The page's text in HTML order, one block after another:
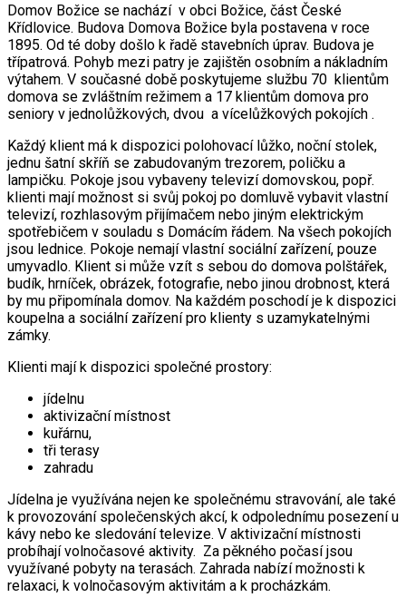
Domov Božice se nachází v obci Božice, část České
Křídlovice. Budova Domova Božice byla postavena v roce
1895. Od té doby došlo k řadě stavebních úprav. Budova je
třípatrová. Pohyb mezi patry je zajištěn osobním a nákladním
výtahem. V současné době poskytujeme službu 70 klientům
domova se zvláštním režimem a 17 klientům domova pro
seniory v jednolůžkových, dvou a vícelůžkových pokojích .
Každý klient má k dispozici polohovací lůžko, noční stolek,
jednu šatní skříň se zabudovaným trezorem, poličku a
lampičku. Pokoje jsou vybaveny televizí domovskou, popř.
klienti mají možnost si svůj pokoj po domluvě vybavit vlastní
televizí, rozhlasovým přijímačem nebo jiným elektrickým
spotřebičem v souladu s Domácím řádem. Na všech pokojích
jsou lednice. Pokoje nemají vlastní sociální zařízení, pouze
umyvadlo. Klient si může vzít s sebou do domova polštářek,
budík, hrníček, obrázek, fotografie, nebo jinou drobnost, která
by mu připomínala domov. Na každém poschodí je k dispozici
koupelna a sociální zařízení pro klienty s uzamykatelnými
zámky.
Klienti mají k dispozici společné prostory:
jídelnu
aktivizační místnost
kuřárnu,
tři terasy
zahradu
Jídelna je využívána nejen ke společnému stravování, ale také
k provozování společenských akcí, k odpolednímu posezení u
kávy nebo ke sledování televize. V aktivizační místnosti
probíhají volnočasové aktivity. Za pěkného počasí jsou
využívané pobyty na terasách. Zahrada nabízí možnosti k
relaxaci, k volnočasovým aktivitám a k procházkám.